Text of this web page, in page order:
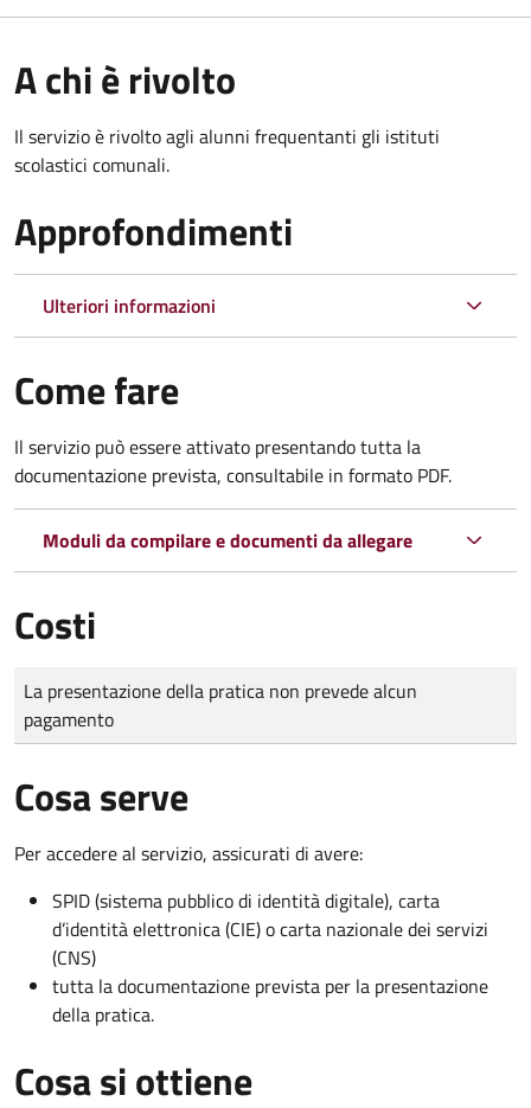
A chi è rivolto
Il servizio è rivolto agli alunni frequentanti gli istituti
scolastici comunali.
Approfondimenti
Ulteriori informazioni
Come fare
Il servizio può essere attivato presentando tutta la
documentazione prevista, consultabile in formato PDF.
Moduli da compilare e documenti da allegare
Costi
Tipo di pagamento
Importo
La presentazione della pratica non prevede alcun
pagamento
Cosa serve
Per accedere al servizio, assicurati di avere:
SPID (sistema pubblico di identità digitale), carta
d’identità elettronica (CIE) o carta nazionale dei servizi
(CNS)
tutta la documentazione prevista per la presentazione
della pratica.
Cosa si ottiene